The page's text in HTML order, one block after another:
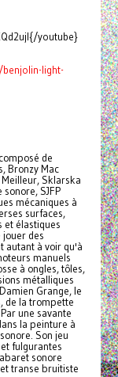
youtube}
benjolin-light-
de
Bronzy Mac
Sklarska
SJFP
mécaniques à
surfaces,
et élastiques
des
autant à voir qu'à
manuels
à ongles, tôles,
métalliques
Grange, le
de la trompette
une savante
la peinture à
Son jeu
fulgurantes
sonore
transe bruitiste